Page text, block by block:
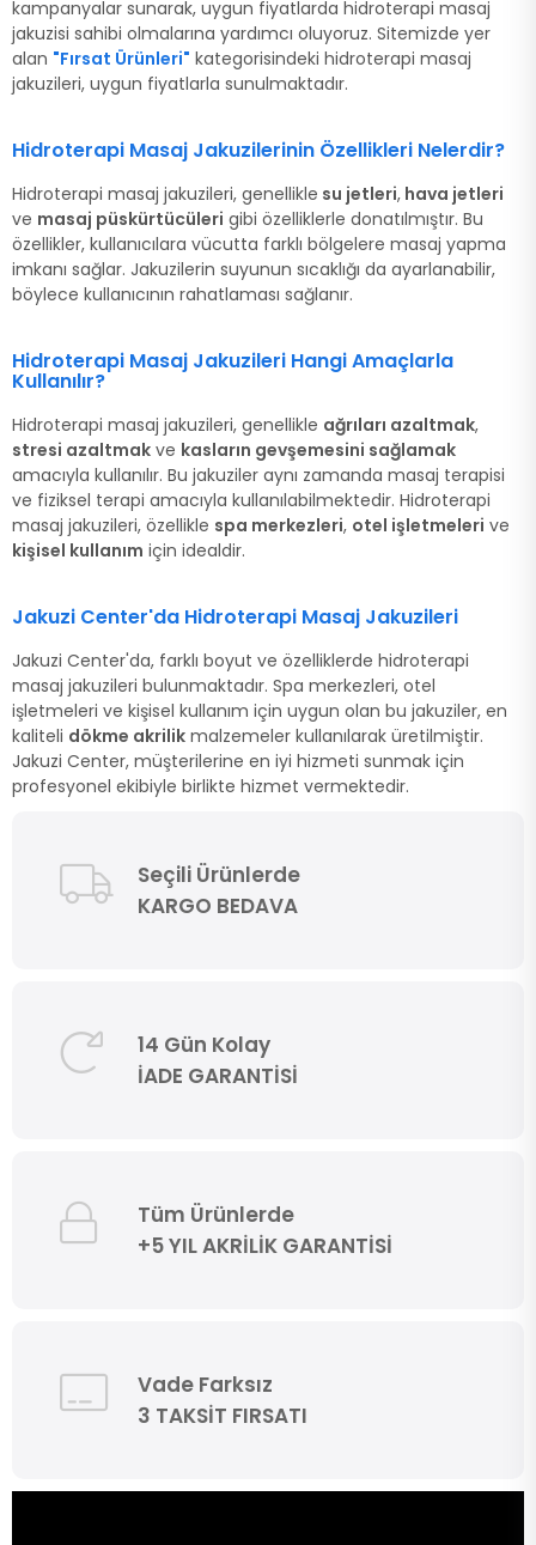
kampanyalar sunarak, uygun fiyatlarda hidroterapi masaj
jakuzisi sahibi olmalarına yardımcı oluyoruz. Sitemizde yer
alan "Fırsat Ürünleri" kategorisindeki hidroterapi masaj
jakuzileri, uygun fiyatlarla sunulmaktadır.
Hidroterapi Masaj Jakuzilerinin Özellikleri Nelerdir?
Hidroterapi masaj jakuzileri, genellikle su jetleri, hava jetleri
ve masaj püskürtücüleri gibi özelliklerle donatılmıştır. Bu
özellikler, kullanıcılara vücutta farklı bölgelere masaj yapma
imkanı sağlar. Jakuzilerin suyunun sıcaklığı da ayarlanabilir,
böylece kullanıcının rahatlaması sağlanır.
Hidroterapi Masaj Jakuzileri Hangi Amaçlarla
Kullanılır?
Hidroterapi masaj jakuzileri, genellikle ağrıları azaltmak,
stresi azaltmak ve kasların gevşemesini sağlamak
amacıyla kullanılır. Bu jakuziler aynı zamanda masaj terapisi
ve fiziksel terapi amacıyla kullanılabilmektedir. Hidroterapi
masaj jakuzileri, özellikle spa merkezleri, otel işletmeleri ve
kişisel kullanım için idealdir.
Jakuzi Center'da Hidroterapi Masaj Jakuzileri
Jakuzi Center'da, farklı boyut ve özelliklerde hidroterapi
masaj jakuzileri bulunmaktadır. Spa merkezleri, otel
işletmeleri ve kişisel kullanım için uygun olan bu jakuziler, en
kaliteli dökme akrilik malzemeler kullanılarak üretilmiştir.
Jakuzi Center, müşterilerine en iyi hizmeti sunmak için
profesyonel ekibiyle birlikte hizmet vermektedir.
Seçili Ürünlerde
KARGO BEDAVA
14 Gün Kolay
İADE GARANTİSİ
Tüm Ürünlerde
+5 YIL AKRİLİK GARANTİSİ
Vade Farksız
3 TAKSİT FIRSATI